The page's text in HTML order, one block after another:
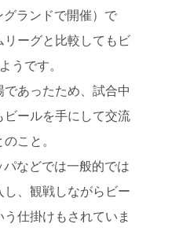
ランドで開催）で
ーグと比較してもビ
うです。
あったため、試合中
ールを手にして交流
こと。
などでは一般的では
、観戦しながらビー
仕掛けもされていま